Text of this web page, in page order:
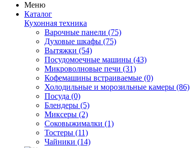
Меню
Каталог
Кухонная техника
Варочные панели (75)
Духовые шкафы (75)
Вытяжки (54)
Посудомоечные машины (43)
Микроволновые печи (31)
Кофемашины встраиваемые (0)
Холодильные и морозильные камеры (86)
Посуда (0)
Блендеры (5)
Миксеры (2)
Соковыжималки (1)
Тостеры (11)
Чайники (14)